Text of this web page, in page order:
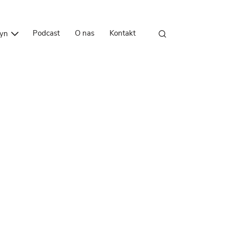
Podcast O nas Kontakt
Przejdź do treści